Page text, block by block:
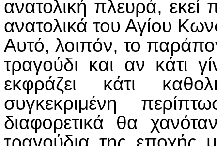
ανατολική πλευρά, εκεί
ανατολικά του Αγίου
Αυτό, λοιπόν, το
τραγούδι και αν κάτι
εκφράζει κάτι
συγκεκριμένη
διαφορετικά θα
τραγούδια της εποχής